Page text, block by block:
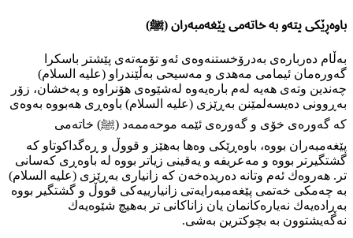
باوەڕێكی پتەو بە خاتەمی پێغەمبەران (ﷺ)
بەڵام دەربارەی بەدرۆخستنەوەی ئەو تۆمەتەی پێشتر باسكرا
گەورەمان ئیمامی مەهدی و مەسیحی بەڵێندراو (عليه السلام)
چەندین وتەی هەیە لەم بارەیەوە لەشێوەی هۆنراوە و پەخشان، زۆر
بەڕوونی دەیسەلمێنن بەڕێزی (عليه السلام) باوەڕی هەبووە بەوەی
كە گەورەی خۆی و گەورەی ئێمە موحەممەد (ﷺ) خاتەمی
پێغەمبەران بووە، باوەڕێكی وەها بەهێز و قووڵ و ڕەگداكوتاو كە
گشتگیرتر بووە و مەعریفە و یەقینی زیاتر بووە لە باوەڕی كەسانی
تر. هەروەك ئەم وتانە دەریدەخەن كە زانیاری بەڕێزی (عليه السلام)
بە چەمكی خەتمی پێغەمبەرایەتی زانیارییەكی قووڵ و گشتگیر بووە
بەڕادەیەك نەیارەكانمان یان زاناكانی تر بەهیچ شێوەیەك
نەگەيشتوون بە بچوكترین بەشی.